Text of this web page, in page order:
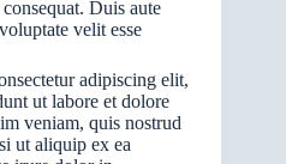
Duis aute
velit esse
adipiscing elit,
ut labore et dolore
veniam, quis nostrud
ut aliquip ex ea